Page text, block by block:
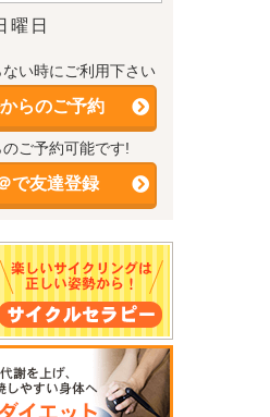
曜日
い時にご利用下さい
らのご予約
ご予約可能です!
で友達登録